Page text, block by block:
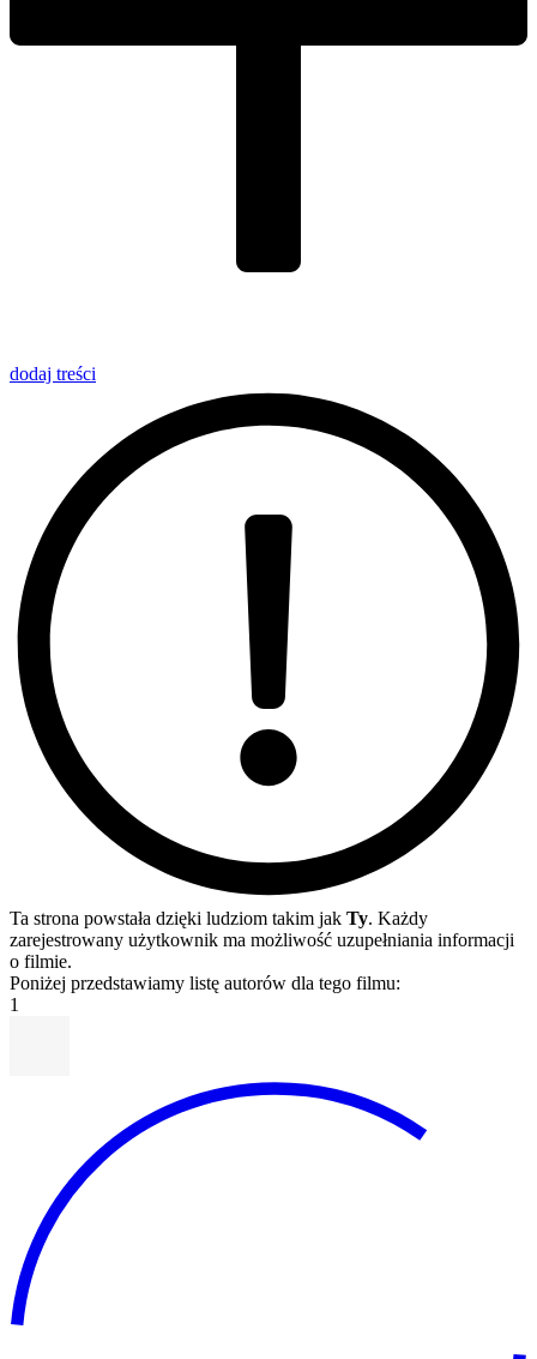
dodaj treści
Ta strona powstała dzięki ludziom takim jak Ty. Każdy
zarejestrowany użytkownik ma możliwość uzupełniania informacji
o filmie.
Poniżej przedstawiamy listę autorów dla tego filmu:
1